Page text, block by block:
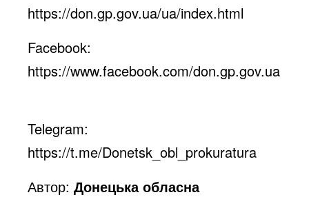
https://don.gp.gov.ua/ua/index.html
Facebook:
https://www.facebook.com/don.gp.gov.ua
Telegram:
https://t.me/Donetsk_obl_prokuratura
Автор:Донецька обласна